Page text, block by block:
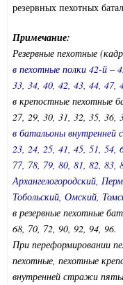
резервных пехотных
Примечание:
Резервные пехотные
в пехотные полки 42-й –
33, 34, 40, 42, 43, 44, 47,
в крепостные пехотные
27, 29, 30, 31, 32, 35, 36,
в батальоны
23, 24, 25, 41, 45, 51, 54,
77, 78, 79, 80, 81, 82, 83,
Архангелогородский,
Тобольский, Омский,
в резервные пехотные
68, 70, 72, 90, 92, 94, 96.
При переформировании
пехотные, пехотные
внутренней стражи